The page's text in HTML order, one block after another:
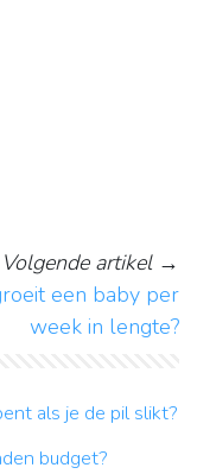
Volgende artikel→
een baby per
week in lengte?
als je de pil slikt?
budget?